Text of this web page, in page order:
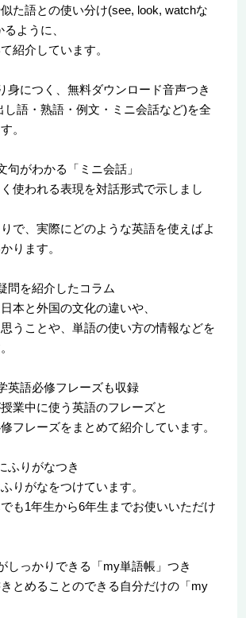
た語との使い分け(see, look, watchな
ように、
紹介しています。
身につく、無料ダウンロード音声つき
し語・熟語・例文・ミニ会話など)を全
。
句がわかる「ミニ会話」
使われる表現を対話形式で示しまし
で、実際にどのような英語を使えばよ
ります。
問を紹介したコラム
本と外国の文化の違いや、
うことや、単語の使い方の情報などを
英語必修フレーズも収録
業中に使う英語のフレーズと
フレーズをまとめて紹介しています。
ふりがなつき
りがなをつけています。
も1年生から6年生までお使いいただけ
しっかりできる「my単語帳」つき
とめることのできる自分だけの「my